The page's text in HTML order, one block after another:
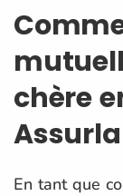
chère
En tant que